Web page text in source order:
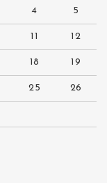
4 5
11 12
18 19
25 26